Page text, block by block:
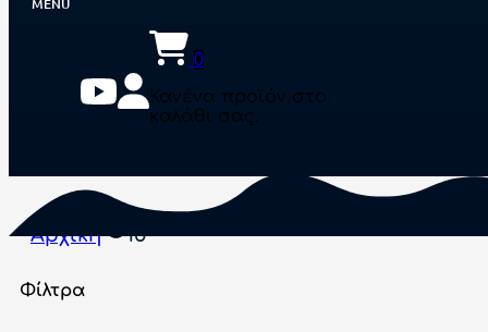
0
Κανένα προϊόν στο
καλάθι σας.
Αρχική 15
Φίλτρα